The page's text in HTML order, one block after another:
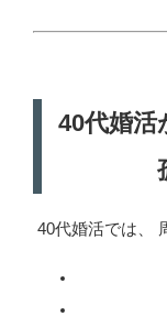
40代婚
40代婚活では、